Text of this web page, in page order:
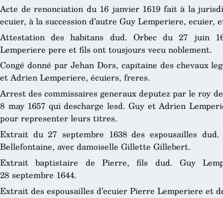
Acte de renonciation du 16 janvier 1619 fait à la
ecuier, à la succession d’autre Guy Lemperiere, ecuier,
Attestation des habitans dud. Orbec du 27 juin
Lemperiere pere et fils ont tousjours vecu noblement.
Congé donné par Jehan Dors, capitaine des chevaux
et Adrien Lemperiere, écuiers, freres.
Arrest des commissaires generaux deputez par le roy
8 may 1657 qui descharge lesd. Guy et Adrien
pour representer leurs titres.
Extrait du 27 septembre 1638 des espousailles
Bellefontaine, avec damoiselle Gillette Gillebert.
Extrait baptistaire de Pierre, fils dud. Guy
28 septembre 1644.
Extrait des espousailles d’ecuier Pierre Lemperiere et